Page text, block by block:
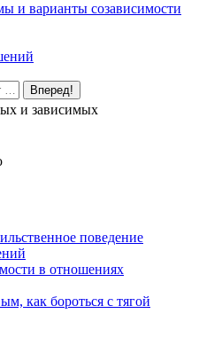
и варианты созависимости
и зависимых
поведение
в отношениях
как бороться с тягой